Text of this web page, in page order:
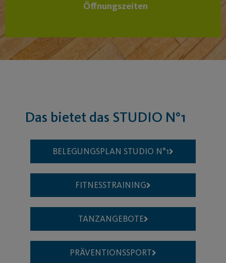
Öffnungszeiten
Das bietet das STUDIO N°1
BELEGUNGSPLAN STUDIO N°1​
FITNESSTRAINING
TANZANGEBOTE
PRÄVENTIONSSPORT